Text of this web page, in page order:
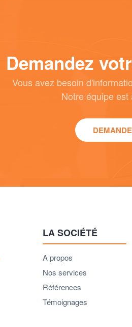
Demandez
Vous avez besoin
Notre équipe
LA SOCIÉTÉ
A propos
Nos services
Références
Témoignages